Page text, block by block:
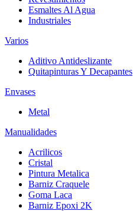
Esmaltes Al Agua
Industriales
Varios
Aditivo Antideslizante
Quitapinturas Y Decapantes
Envases
Metal
Manualidades
Acrilicos
Cristal
Pintura Metalica
Barniz Craquele
Goma Laca
Barniz Epoxi 2K